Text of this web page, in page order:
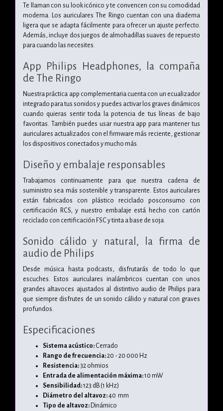
Te llaman con su look icónico y te convencen con su comodidad
moderna. Los auriculares The Ringo cuentan con una diadema
ligera que se adapta fácilmente para ofrecer un ajuste perfecto.
Además, incluye dos juegos de almohadillas suaves de repuesto
para cuando las necesites.
App Philips Headphones, la compaña
de The Ringo
Nuestra práctica app complementaria cuenta con un ecualizador
integrado para tus sonidos y puedes activar los graves dinámicos
cuando quieras sentir toda la potencia de tus líneas de bajo
favoritas. También puedes usar nuestra app para mantener tus
auriculares actualizados con el firmware más reciente, gestionar
los dispositivos conectados y mucho más.
Diseño y embalaje responsables
Trabajamos continuamente para que nuestra cadena de
suministro sea más sostenible y transparente. Estos auriculares
están fabricados con plástico reciclado posconsumo con
certificación RCS, y nuestro embalaje está hecho con cartón
reciclado con certificación FSC y tinta a base de soja.
Sonido cálido y natural, la firma de
audio de Philips
Desde música hasta podcasts, disfrutarás de todo lo que
escuches. Estos auriculares inalámbricos cuentan con unos
grandes altavoces ajustados al distintivo audio de Philips para
que siempre disfrutes de un sonido cálido y natural con graves
profundos.
Especificaciones
Sistema acústico: Cerrado
Rango de frecuencia:20 - 20 000 Hz
Resistencia:32 ohmios
Entrada de alimentación máxima:10 mW
Sensibilidad:123 dB (1 kHz)
Diámetro del altavoz:40 mm
Tipo de altavoz: Dinámico